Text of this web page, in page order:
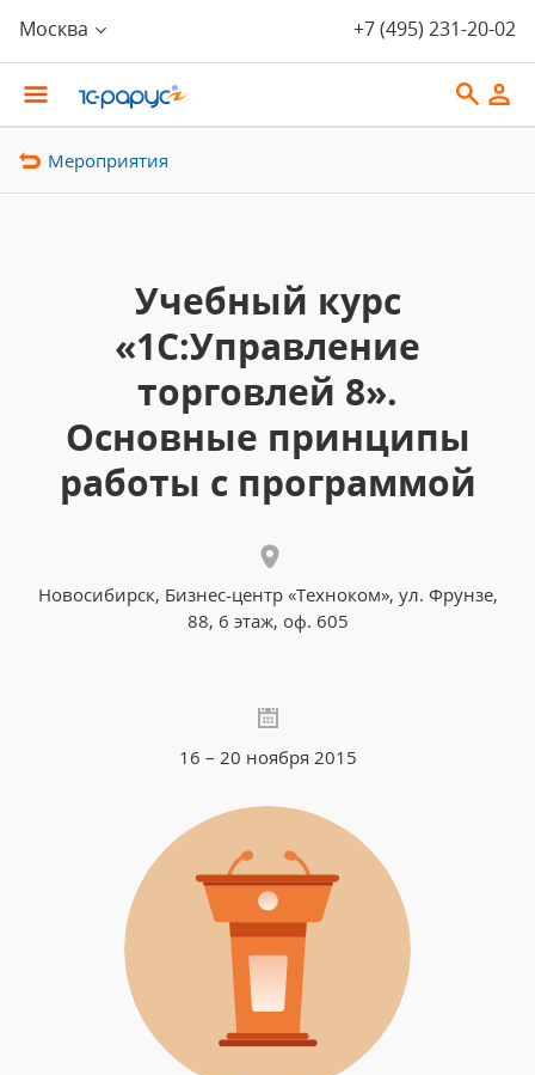
Москва +7 (495) 231-20-02
Мероприятия
Учебный курс
«1С:Управление
торговлей 8».
Основные принципы
работы с программой
Новосибирск, Бизнес-центр «Техноком», ул. Фрунзе,
88, 6 этаж, оф. 605
16 – 20 ноября 2015